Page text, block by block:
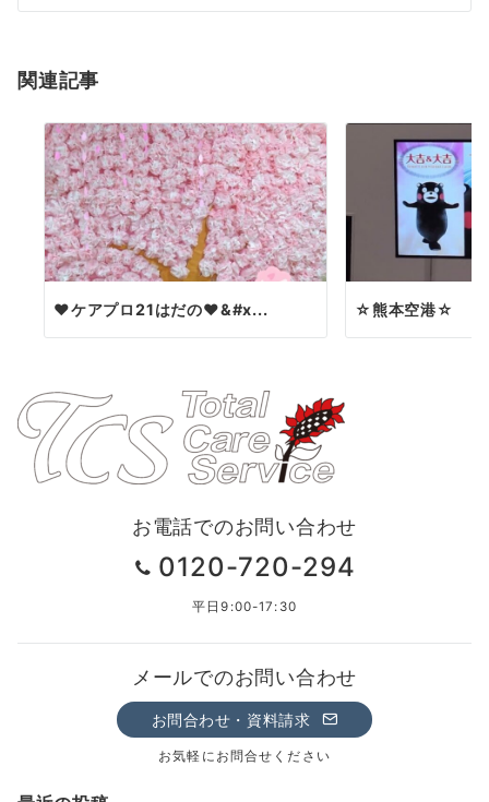
シ
ン
関連記事
❤️ケアプロ21はだの❤&#x... ☆熊本空港☆
お電話でのお問い合わせ
0120-720-294
平日9:00-17:30
メールでのお問い合わせ
お問合わせ・資料請求
お気軽にお問合せください